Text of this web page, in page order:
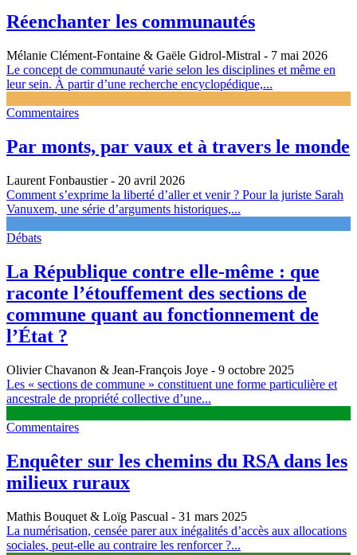
Réenchanter les communautés
Mélanie Clément-Fontaine & Gaële Gidrol-Mistral - 7 mai 2026
Le concept de communauté varie selon les disciplines et même en
leur sein. À partir d’une recherche encyclopédique,...
Commentaires
Par monts, par vaux et à travers le monde
Laurent Fonbaustier- 20 avril 2026
Comment s’exprime la liberté d’aller et venir ? Pour la juriste Sarah
Vanuxem, une série d’arguments historiques,...
Débats
La République contre elle-même : que
raconte l’étouffement des sections de
commune quant au fonctionnement de
l’État ?
Olivier Chavanon & Jean-François Joye - 9 octobre 2025
Les « sections de commune » constituent une forme particulière et
ancestrale de propriété collective d’une...
Commentaires
Enquêter sur les chemins du RSA dans les
milieux ruraux
Mathis Bouquet & Loïg Pascual - 31 mars 2025
La numérisation, censée parer aux inégalités d’accès aux allocations
sociales, peut-elle au contraire les renforcer ?...